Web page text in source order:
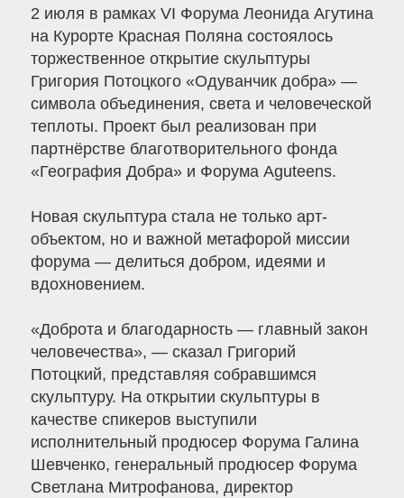
2 июля в рамках VI Форума Леонида Агутина
на Курорте Красная Поляна состоялось
торжественное открытие скульптуры
Григория Потоцкого «Одуванчик добра» —
символа объединения, света и человеческой
теплоты. Проект был реализован при
партнёрстве благотворительного фонда
«География Добра» и Форума Aguteens.
Новая скульптура стала не только арт-
объектом, но и важной метафорой миссии
форума — делиться добром, идеями и
вдохновением.
«Доброта и благодарность — главный закон
человечества», — сказал Григорий
Потоцкий, представляя собравшимся
скульптуру. На открытии скульптуры в
качестве спикеров выступили
исполнительный продюсер Форума Галина
Шевченко, генеральный продюсер Форума
Светлана Митрофанова, директор